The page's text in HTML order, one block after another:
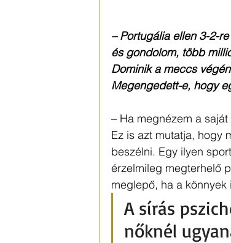
– Portugália ellen 3-2-
és gondolom, több
Dominik a meccs
Megengedett-e, hogy
– Ha megnézem a
Ez is azt mutatja, hogy
beszélni. Egy ilyen
érzelmileg megterhelő
meglepő, ha a könnyek
A sírás
nőknél